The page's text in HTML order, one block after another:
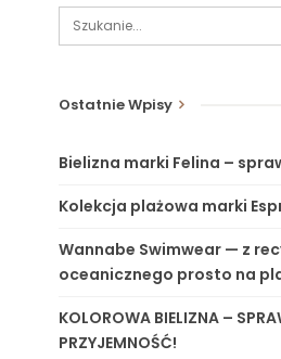
Ostatnie Wpisy
Bielizna marki Felina –
Kolekcja plażowa marki
Wannabe Swimwear — z
oceanicznego prosto na
KOLOROWA BIELIZNA –
PRZYJEMNOŚĆ!